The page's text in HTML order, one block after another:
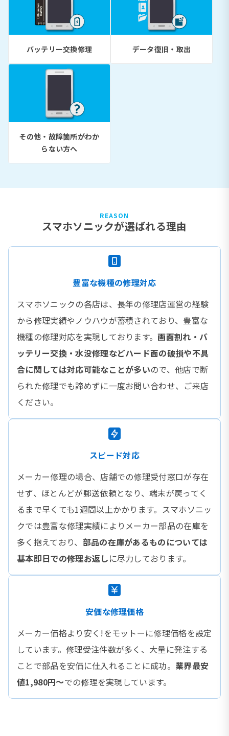
バッテリー交換修理 データ復旧・取出
その他・故障箇所がわか
らない方へ
REASON
スマホソニックが選ばれる理由
豊富な機種の修理対応
スマホソニックの各店は、長年の修理店運営の経験
から修理実績やノウハウが蓄積されており、豊富な
機種の修理対応を実現しております。画面割れ・バ
ッテリー交換・水没修理などハード面の破損や不具
合に関しては対応可能なことが多いので、他店で断
られた修理でも諦めずに一度お問い合わせ、ご来店
ください。
スピード対応
メーカー修理の場合、店舗での修理受付窓口が存在
せず、ほとんどが郵送依頼となり、端末が戻ってく
るまで早くても1週間以上かかります。スマホソニッ
クでは豊富な修理実績によりメーカー部品の在庫を
多く抱えており、 部品の在庫があるものについては
基本即日での修理お返しに尽力しております。
安価な修理価格
メーカー価格より安く!をモットーに修理価格を設定
しています。修理受注件数が多く、大量に発注する
ことで部品を安価に仕入れることに成功。 業界最安
値1,980円〜での修理を実現しています。